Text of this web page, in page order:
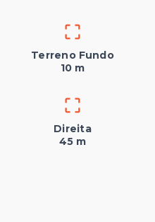
Terreno Fundo
10 m
Direita
45 m